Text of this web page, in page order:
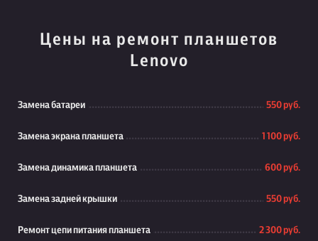
Цены на ремонт планшетов
Lenovo
Замена батареи 550 руб.
Замена экрана планшета 1 100 руб.
Замена динамика планшета 600 руб.
Замена задней крышки 550 руб.
Ремонт цепи питания планшета 2 300 руб.